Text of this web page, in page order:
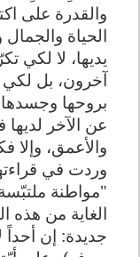
والقدرة على
الحياة
يديها، لا لكي
آخرون، بل لكي
بروحها وجسدها
عن الآخر
والأعمق، وإلا
وردت في
"مواطنة
الغاية من هذه
جديدة: إن